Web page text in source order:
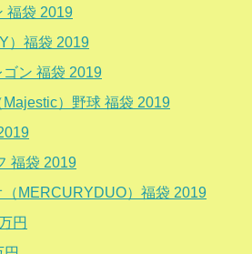
福袋 2019
）福袋 2019
ン 福袋 2019
）野球 福袋 2019
福袋 2019
MERCURYDUO）福袋 2019
円